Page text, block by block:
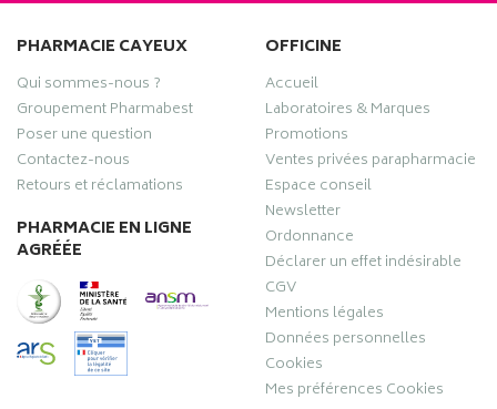
PHARMACIE CAYEUX
Qui sommes-nous ?
Groupement Pharmabest
Poser une question
Contactez-nous
Retours et réclamations
PHARMACIE EN LIGNE
AGRÉÉE
OFFICINE
Accueil
Laboratoires & Marques
Promotions
Ventes privées parapharmacie
Espace conseil
Newsletter
Ordonnance
Déclarer un effet indésirable
CGV
Mentions légales
Données personnelles
Cookies
Mes préférences Cookies